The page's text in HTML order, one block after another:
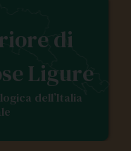
di
Ligure
dell’Italia